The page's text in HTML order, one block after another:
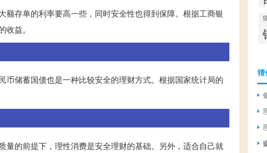
存单的利率要高一些，同时安全性也得到保障。根据工商银
益。
储蓄国债也是一种比较安全的理财方式。根据国家统计局的
的前提下，理性消费是安全理财的基础。另外，适合自己就
猜